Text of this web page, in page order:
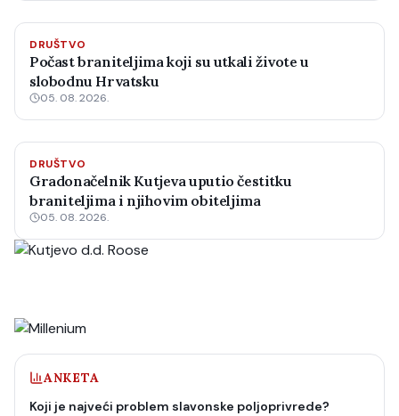
DRUŠTVO
Počast braniteljima koji su utkali živote u
slobodnu Hrvatsku
05. 08. 2026.
DRUŠTVO
Gradonačelnik Kutjeva uputio čestitku
braniteljima i njihovim obiteljima
05. 08. 2026.
ANKETA
Koji je najveći problem slavonske poljoprivrede?